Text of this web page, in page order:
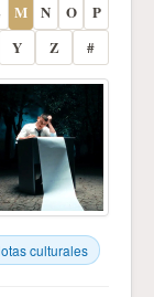
M N O
P
Y Z #
culturales